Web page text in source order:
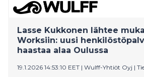
Lasse Kukkonen lähtee
Worksiin: uusi
haastaa alaa Oulussa
19.1.2026 14:53:10 EET | Wulff-Yhtiöt Oyj |